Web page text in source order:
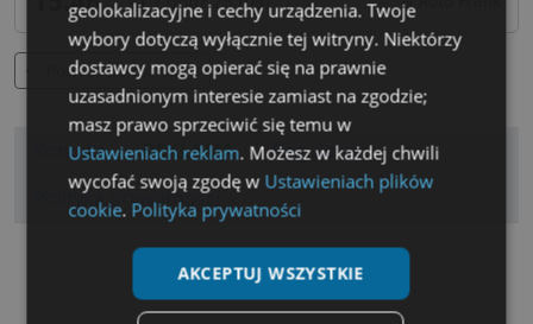
Powrot do rozkladu
Kontakt REKLAMA
Regulamin
Polityka prywatności
geolokalizacyjne i cechy urządzenia. Twoje
wybory dotyczą wyłącznie tej witryny. Niektórzy
dostawcy mogą opierać się na prawnie
uzasadnionym interesie zamiast na zgodzie;
masz prawo sprzeciwić się temu w
Ustawieniach reklam. Możesz w każdej chwili
wycofać swoją zgodę w Ustawieniach plików
cookie. Polityka prywatności
AKCEPTUJ WSZYSTKIE